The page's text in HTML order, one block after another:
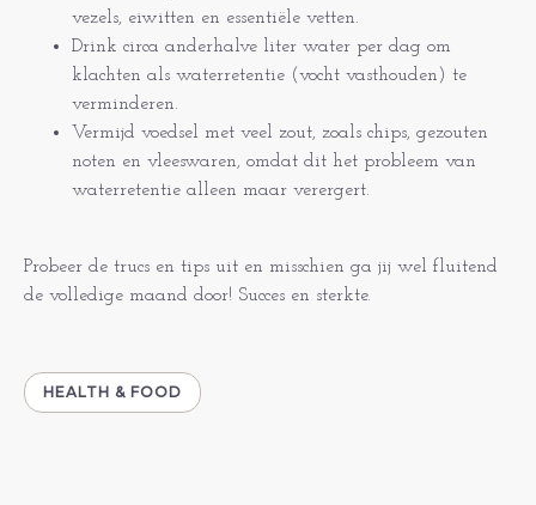
vezels, eiwitten en essentiële vetten.
Drink circa anderhalve liter water per dag om
klachten als waterretentie (vocht vasthouden) te
verminderen.
Vermijd voedsel met veel zout, zoals chips, gezouten
noten en vleeswaren, omdat dit het probleem van
waterretentie alleen maar verergert.
Probeer de trucs en tips uit en misschien ga jij wel fluitend
de volledige maand door! Succes en sterkte.
HEALTH & FOOD